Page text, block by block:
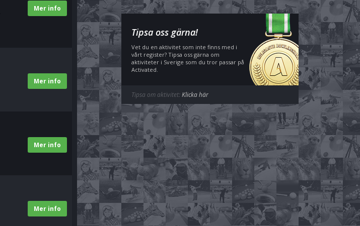
Mer info
Mer info
Mer info
Mer info
Tipsa oss gärna!
Vet du en aktivitet som inte finns med i
vårt register? Tipsa oss gärna om
aktiviteter i Sverige som du tror passar på
Activated.
Tipsa om aktivitet:Klicka här